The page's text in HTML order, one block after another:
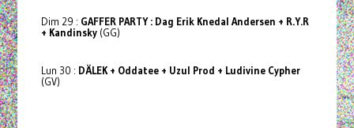
Dim 29 : GAFFER PARTY : Dag Erik Knedal Andersen + R.Y.R
+ Kandinsky(GG)
Lun 30 : DÄLEK + Oddatee + Uzul Prod + Ludivine Cypher
(GV)